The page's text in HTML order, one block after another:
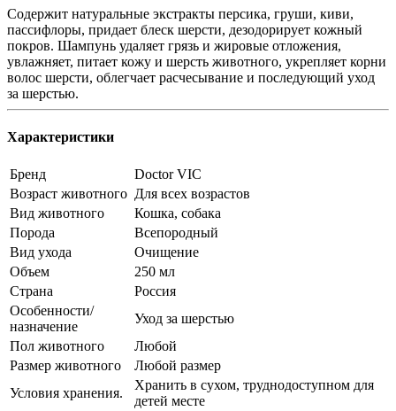
Содержит натуральные экстракты персика, груши, киви,
пассифлоры, придает блеск шерсти, дезодорирует кожный
покров. Шампунь удаляет грязь и жировые отложения,
увлажняет, питает кожу и шерсть животного, укрепляет корни
волос шерсти, облегчает расчесывание и последующий уход
за шерстью.
Характеристики
Бренд
Doctor VIC
Возраст животного Для всех возрастов
Вид животного
Кошка, собака
Порода
Всепородный
Вид ухода
Очищение
Объем
250 мл
Страна
Россия
Особенности/
назначение
Уход за шерстью
Пол животного
Любой
Размер животного
Любой размер
Условия хранения.
Хранить в сухом, труднодоступном для
детей месте